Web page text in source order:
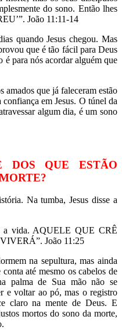
do sono. Então lhes
João 11:11-14
quando Jesus chegou. Mas
que é tão fácil para Deus
é para nós acordar alguém que
amados que já faleceram estão
em Jesus. O túnel da
algum dia, é um sono
DOS QUE ESTÃO
Na tumba, Jesus disse a
vida. AQUELE QUE CRÊ
João 11:25
na sepultura, mas ainda
até mesmo os cabelos de
palma de Sua mão não se
e voltar ao pó, mas o registro
claro na mente de Deus. E
mortos do sono da morte,